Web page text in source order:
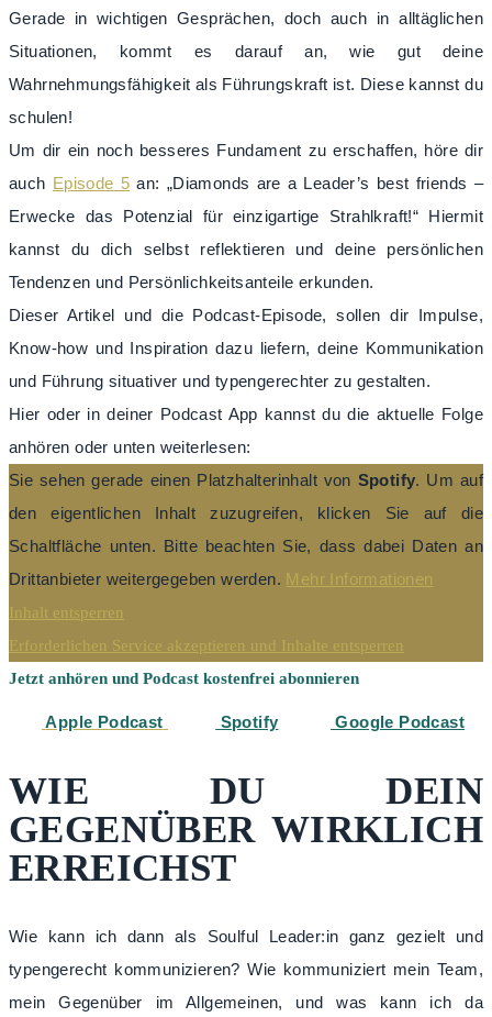
Gerade in wichtigen Gesprächen, doch auch in alltäglichen
Situationen, kommt es darauf an, wie gut deine
Wahrnehmungsfähigkeit als Führungskraft ist. Diese kannst du
schulen!
Um dir ein noch besseres Fundament zu erschaffen, höre dir
auch Episode 5 an: „Diamonds are a Leader’s best friends –
Erwecke das Potenzial für einzigartige Strahlkraft!“ Hiermit
kannst du dich selbst reflektieren und deine persönlichen
Tendenzen und Persönlichkeitsanteile erkunden.
Dieser Artikel und die Podcast-Episode, sollen dir Impulse,
Know-how und Inspiration dazu liefern, deine Kommunikation
und Führung situativer und typengerechter zu gestalten.
Hier oder in deiner Podcast App kannst du die aktuelle Folge
anhören oder unten weiterlesen:
Sie sehen gerade einen Platzhalterinhalt von Spotify. Um auf
den eigentlichen Inhalt zuzugreifen, klicken Sie auf die
Schaltfläche unten. Bitte beachten Sie, dass dabei Daten an
Drittanbieter weitergegeben werden. Mehr Informationen
Inhalt entsperren
Erforderlichen Service akzeptieren und Inhalte entsperren
Jetzt anhören und Podcast kostenfrei abonnieren
Apple Podcast Spotify Google Podcast
WIE DU DEIN
GEGENÜBER WIRKLICH
ERREICHST
Wie kann ich dann als Soulful Leader:in ganz gezielt und
typengerecht kommunizieren? Wie kommuniziert mein Team,
mein Gegenüber im Allgemeinen, und was kann ich da